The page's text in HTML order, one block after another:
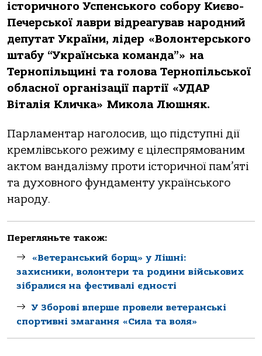
історичного Успенського собору Києво-
Печерської лаври відреагував народний
депутат України, лідер «Волонтерського
штабу “Українська команда”» на
Тернопільщині та голова Тернопільської
обласної організації партії «УДАР
Віталія Кличка» Микола Люшняк.
Парламентар наголосив, що підступні дії
кремлівського режиму є цілеспрямованим
актом вандалізму проти історичної пам’яті
та духовного фундаменту українського
народу.
Перегляньте також:
«Ветеранський борщ» у Лішні:
захисники, волонтери та родини військових
зібралися на фестивалі єдності
У Зборові вперше провели ветеранські
спортивні змагання «Сила та воля»